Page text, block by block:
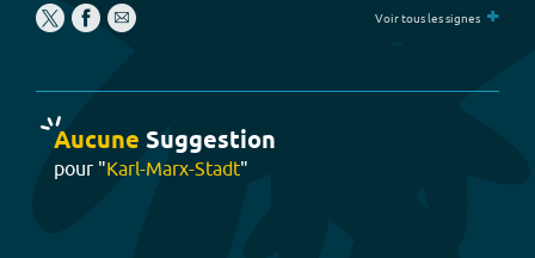
Voir tous les signes +
Aucune Suggestion
pour "Karl-Marx-Stadt"